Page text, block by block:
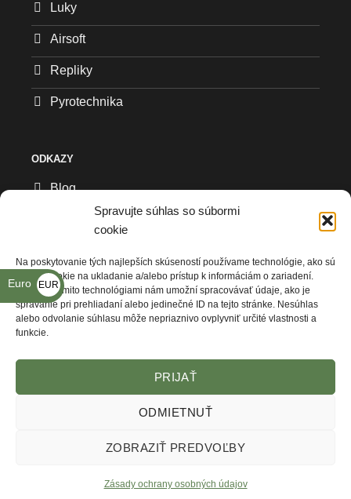
Spravujte súhlas so súbormi
cookie
Na poskytovanie tých najlepších skúseností používame technológie, ako sú
súbory cookie na ukladanie a/alebo prístup k informáciám o zariadení.
Súhlas s týmito technológiami nám umožní spracovávať údaje, ako je
správanie pri prehliadaní alebo jedinečné ID na tejto stránke. Nesúhlas
alebo odvolanie súhlasu môže nepriaznivo ovplyvniť určité vlastnosti a
funkcie.
PRIJAŤ
ODMIETNUŤ
ZOBRAZIŤ PREDVOĽBY
Zásady ochrany osobných údajov
Luky
Airsoft
Repliky
Pyrotechnika
ODKAZY
Blog
Všeobecné obchodné podmienky
Ochrana osobných údajov
Kde nás nájdete
VŠEOBECNÉ OBCHODNÉ PODMIENKY
© Copyright Armysoft 2026 -Webstudio - Tvorba Webstránok
Euro
EUR
€